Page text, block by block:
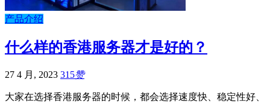
产品介绍
什么样的香港服务器才是好的？
27 4 月, 2023 315赞
大家在选择香港服务器的时候，都会选择速度快、稳定性好、